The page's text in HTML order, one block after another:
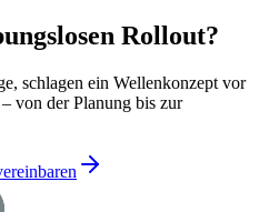
Rollout?
schlagen ein Wellenkonzept vor
von der Planung bis zur